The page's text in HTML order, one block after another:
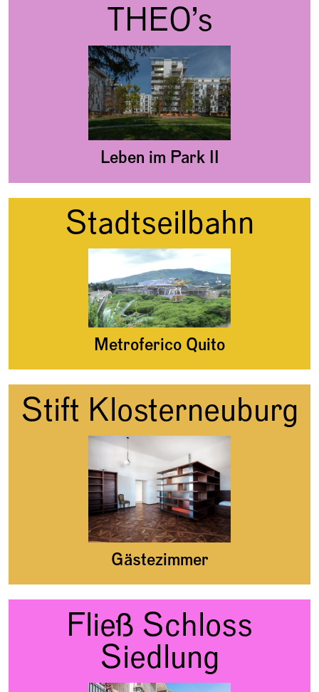
THEO’s
Leben im Park II
Stadtseilbahn
Metroferico Quito
Stift Klosterneuburg
Gästezimmer
Fließ Schloss
Siedlung